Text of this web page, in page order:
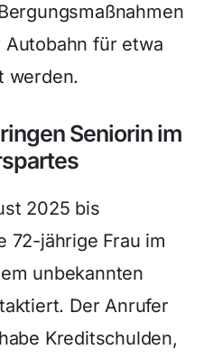
für etwa
werden.
Seniorin im
2025 bis
72-jährige Frau im
unbekannten
Der Anrufer
Kreditschulden,